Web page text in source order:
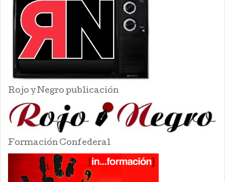
Rojo y Negro publicación
Formación Confederal